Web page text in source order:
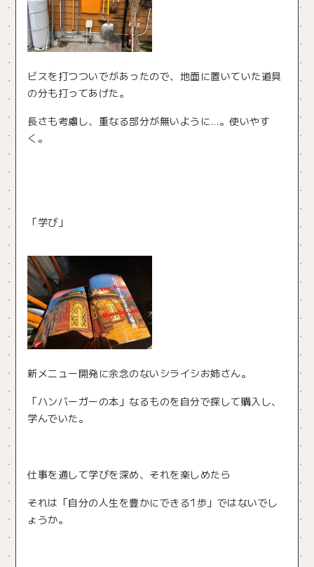
ビスを打つついでがあったので、地面に置いていた道具
の分も打ってあげた。
長さも考慮し、重なる部分が無いように…。使いやす
く。
「学び」
新メニュー開発に余念のないシライシお姉さん。
「ハンバーガーの本」なるものを自分で探して購入し、
学んでいた。
仕事を通して学びを深め、それを楽しめたら
それは「自分の人生を豊かにできる1歩」ではないでし
ょうか。